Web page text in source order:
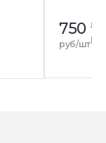
750
руб/шт